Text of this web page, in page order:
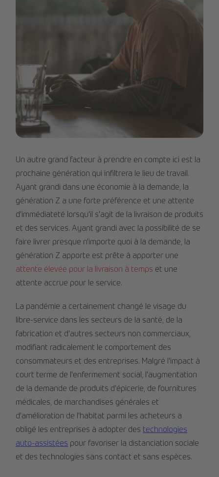
Un autre grand facteur à prendre en compte ici est la
prochaine génération qui infiltrera le lieu de travail.
Ayant grandi dans une économie à la demande, la
génération Z a une forte préférence et une attente
d'immédiateté lorsqu'il s'agit de la livraison de produits
et des services. Ayant grandi avec la possibilité de se
faire livrer presque n'importe quoi à la demande, la
génération Z apporte est prête à apporter une
attente élevée pour la livraison à temps et une
attente accrue pour le service.
La pandémie a certainement changé le visage du
libre-service dans les secteurs de la santé, de la
fabrication et d'autres secteurs non commerciaux,
modifiant radicalement le comportement des
consommateurs et des entreprises. Malgré l'impact à
court terme de l'enfermement social, l'augmentation
de la demande de produits d'épicerie, de fournitures
médicales, de marchandises générales et
d'amélioration de l'habitat parmi les acheteurs a
obligé les entreprises à adopter des technologies
auto-assistées pour favoriser la distanciation sociale
et des technologies sans contact et sans espèces.